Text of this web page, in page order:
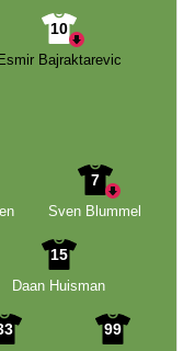
10
Esmir Bajraktarevic
7
Sven Blummel
15
Daan Huisman
99